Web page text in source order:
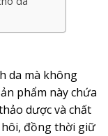
da mà không
phẩm này chứa
dược và chất
hôi, đồng thời giữ